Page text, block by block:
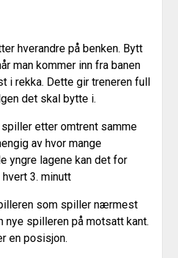
hverandre på benken. Bytt
man kommer inn fra banen
i rekka. Dette gir treneren full
det skal bytte i.
etter omtrent samme
av hvor mange
yngre lagene kan det for
3. minutt
som spiller nærmest
nye spilleren på motsatt kant.
en posisjon.